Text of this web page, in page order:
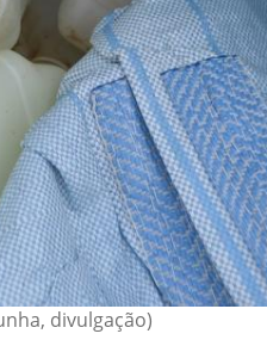
divulgação)